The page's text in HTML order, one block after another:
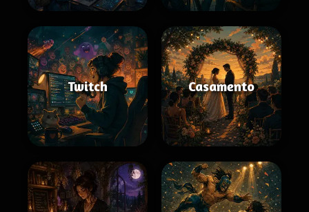
Twitch Casamento